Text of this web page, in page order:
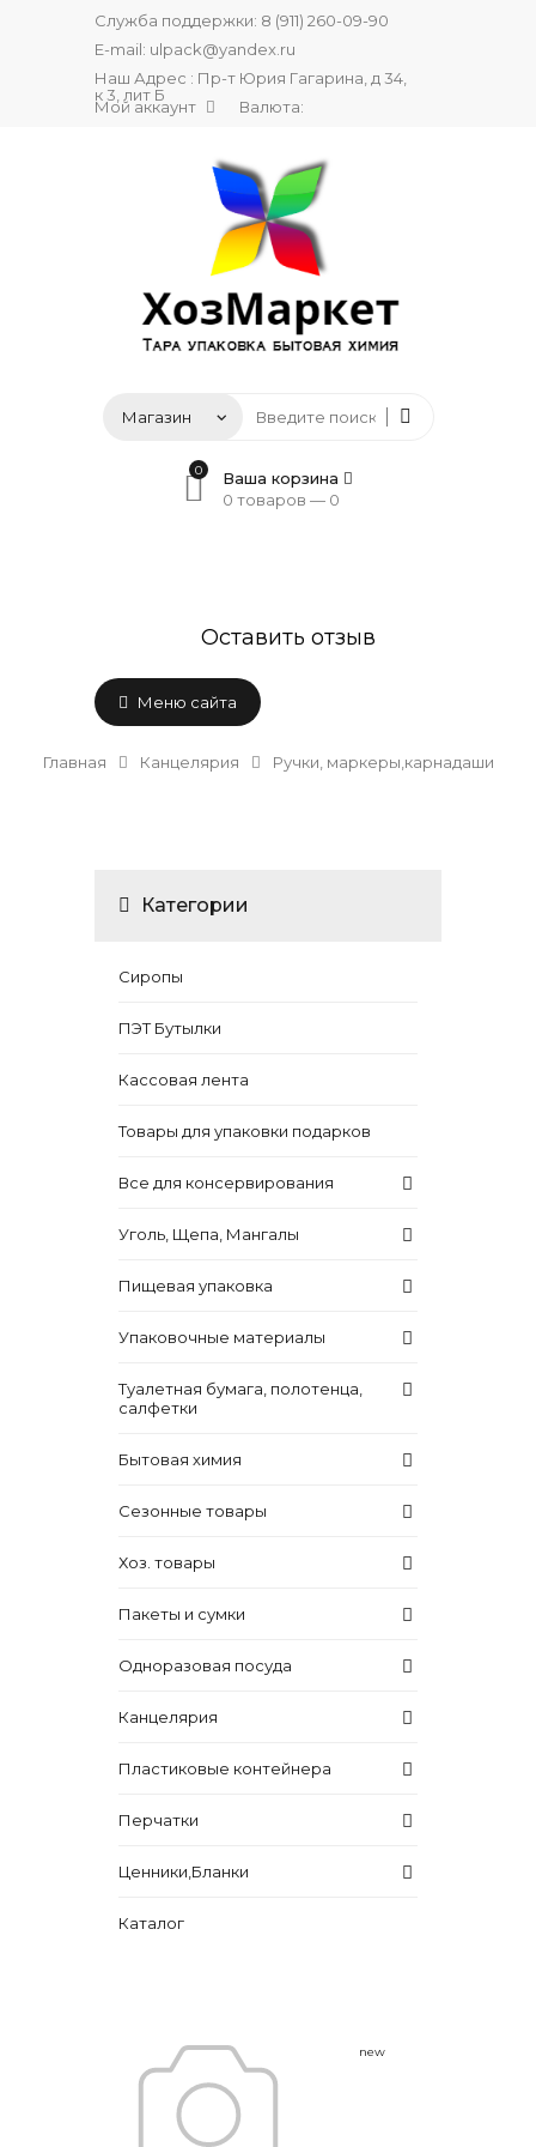
Служба поддержки: 8 (911) 260-09-90
E-mail: ulpack@yandex.ru
Наш Адрес : Пр-т Юрия Гагарина, д 34,
к 3, лит Б
Мой аккаунт Валюта:
0
Ваша корзина
0 товаров — 0
Оставить отзыв
Меню сайта
Главная Канцелярия Ручки, маркеры,карнадаши
Категории
Сиропы
ПЭТ Бутылки
Кассовая лента
Товары для упаковки подарков
Все для консервирования
Уголь, Щепа, Мангалы
Пищевая упаковка
Упаковочные материалы
Туалетная бумага, полотенца,
салфетки
Бытовая химия
Сезонные товары
Хоз. товары
Пакеты и сумки
Одноразовая посуда
Канцелярия
Пластиковые контейнера
Перчатки
Ценники,Бланки
Каталог
new